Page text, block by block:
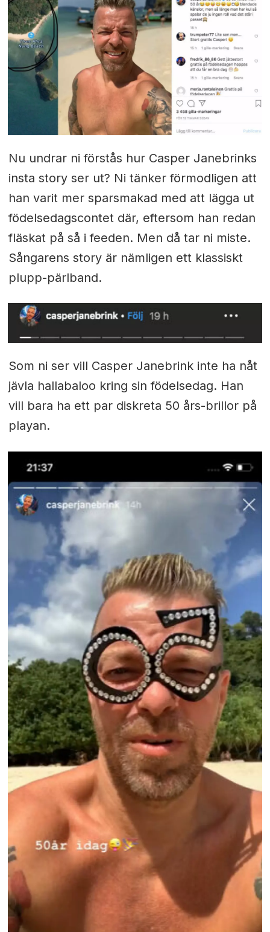
Nu undrar ni förstås hur Casper Janebrinks
insta story ser ut? Ni tänker förmodligen att
han varit mer sparsmakad med att lägga ut
födelsedagscontet där, eftersom han redan
fläskat på så i feeden. Men då tar ni miste.
Sångarens story är nämligen ett klassiskt
plupp-pärlband.
Som ni ser vill Casper Janebrink inte ha nåt
jävla hallabaloo kring sin födelsedag. Han
vill bara ha ett par diskreta 50 års-brillor på
playan.